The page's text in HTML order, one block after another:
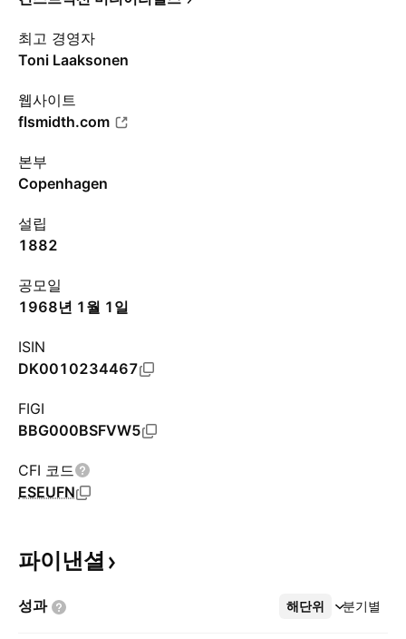
최고 경영자
Toni Laaksonen
웹사이트
flsmidth.com
본부
Copenhagen
설립
1882
공모일
1968년 1월 1일
ISIN
DK0010234467
FIGI
BBG000BSFVW5
CFI 코드
ESEUFN
파이낸셜
성과 해단위 분기별
더보기